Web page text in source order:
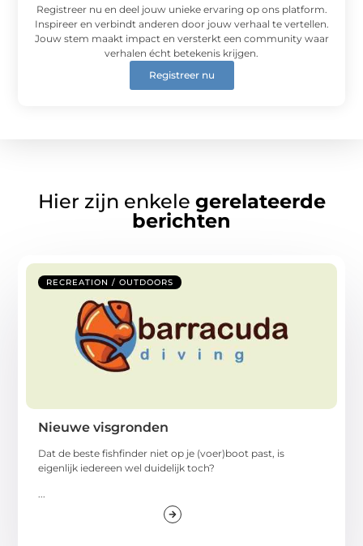
Registreer nu en deel jouw unieke ervaring op ons platform.
Inspireer en verbindt anderen door jouw verhaal te vertellen.
Jouw stem maakt impact en versterkt een community waar
verhalen écht betekenis krijgen.
Registreer nu
Hier zijn enkele gerelateerde
berichten
RECREATION / OUTDOORS
Nieuwe visgronden
Dat de beste fishfinder niet op je (voer)boot past, is
eigenlijk iedereen wel duidelijk toch?
...